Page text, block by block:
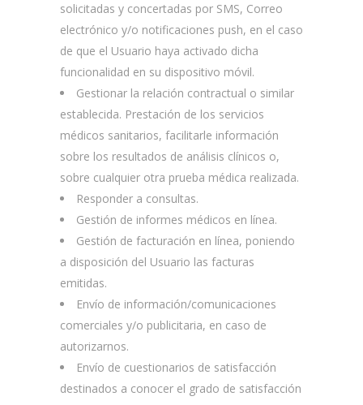
solicitadas y concertadas por SMS, Correo
electrónico y/o notificaciones push, en el caso
de que el Usuario haya activado dicha
funcionalidad en su dispositivo móvil.
Gestionar la relación contractual o similar
establecida. Prestación de los servicios
médicos sanitarios, facilitarle información
sobre los resultados de análisis clínicos o,
sobre cualquier otra prueba médica realizada.
Responder a consultas.
Gestión de informes médicos en línea.
Gestión de facturación en línea, poniendo
a disposición del Usuario las facturas
emitidas.
Envío de información/comunicaciones
comerciales y/o publicitaria, en caso de
autorizarnos.
Envío de cuestionarios de satisfacción
destinados a conocer el grado de satisfacción